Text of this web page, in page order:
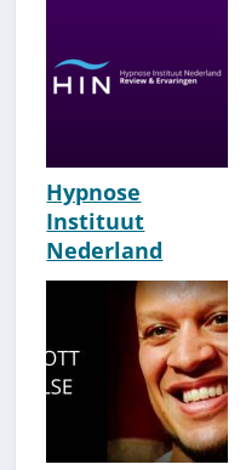
Hypnose
Instituut
Nederland
Ervaringen:
Review Edwin
Selij [2026]